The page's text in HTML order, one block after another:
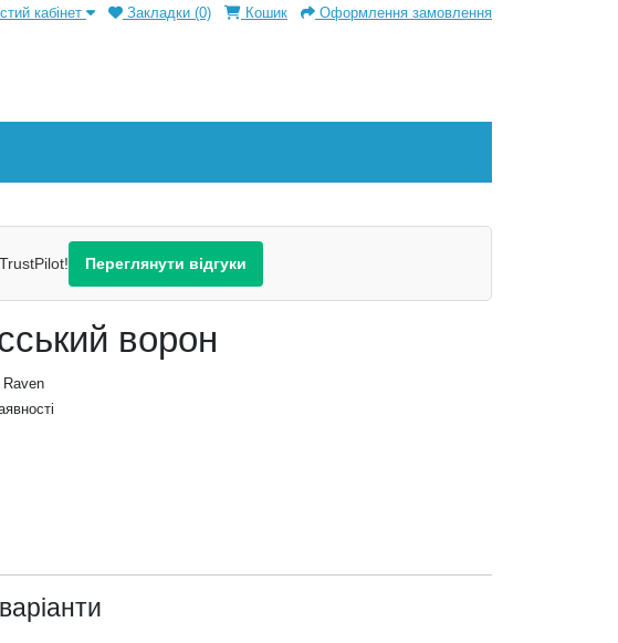
кабінет Закладки (0) Кошик Оформлення замовлення
Переглянути відгуки
ворон